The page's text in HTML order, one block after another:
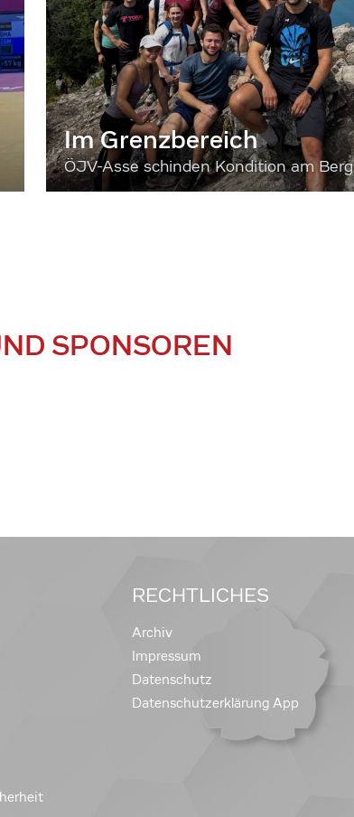
Im Grenzbereich
ÖJV-Asse schinden Kondition am Berg
SPONSOREN
RECHTLICHES
Archiv
Impressum
Datenschutz
Datenschutzerklärung App